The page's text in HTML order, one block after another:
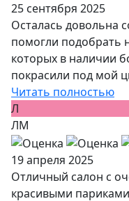
25 сентября 2025
Осталась довольна
помогли подобрать
которых в наличии
покрасили под мой
Читать полностью
Л
ЛМ
19 апреля 2025
Отличный салон с
красивыми